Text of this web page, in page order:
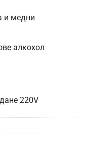
и медни
алкохол
220V